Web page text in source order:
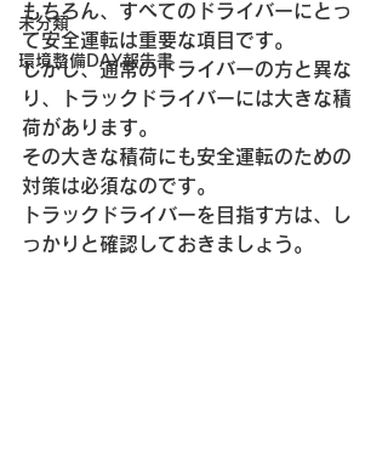
未分類
環境整備DAY報告書
もちろん、すべてのドライバーにとっ
て安全運転は重要な項目です。
しかし、通常のドライバーの方と異な
り、トラックドライバーには大きな積
荷があります。
その大きな積荷にも安全運転のための
対策は必須なのです。
トラックドライバーを目指す方は、し
っかりと確認しておきましょう。